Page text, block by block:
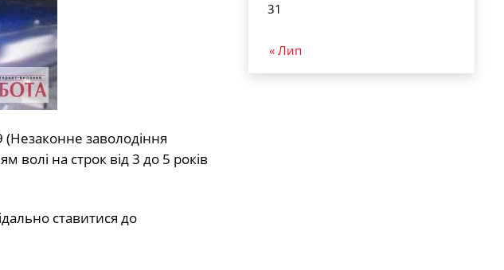
заволодіння
на строк від 3 до 5 років
ставитися до
31
« Лип